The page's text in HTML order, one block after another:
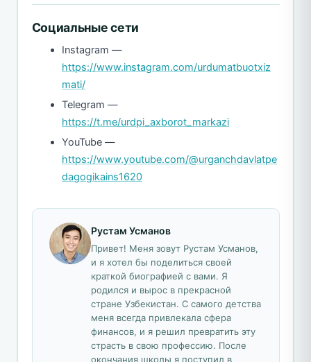
Социальные сети
Instagram —
https://www.instagram.com/urdumatbuotxiz
mati/
Telegram —
https://t.me/urdpi_axborot_markazi
YouTube —
https://www.youtube.com/@urganchdavlatpe
dagogikains1620
Рустам Усманов
Привет! Меня зовут Рустам Усманов,
и я хотел бы поделиться своей
краткой биографией с вами. Я
родился и вырос в прекрасной
стране Узбекистан. С самого детства
меня всегда привлекала сфера
финансов, и я решил превратить эту
страсть в свою профессию. После
окончания школы я поступил в